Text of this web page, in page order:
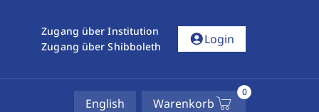
Zugang über Institution
Zugang über Shibboleth
account_circleLogin
English Warenkorb
0